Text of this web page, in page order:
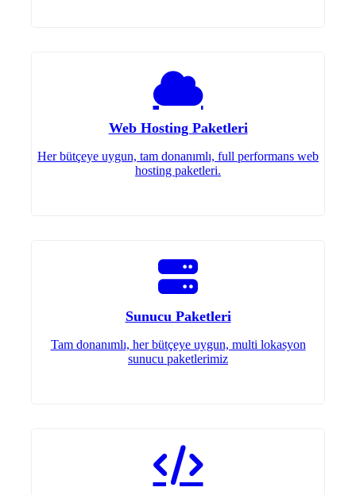
Web Hosting Paketleri
Her bütçeye uygun, tam donanımlı, full performans web
hosting paketleri.
Sunucu Paketleri
Tam donanımlı, her bütçeye uygun, multi lokasyon
sunucu paketlerimiz